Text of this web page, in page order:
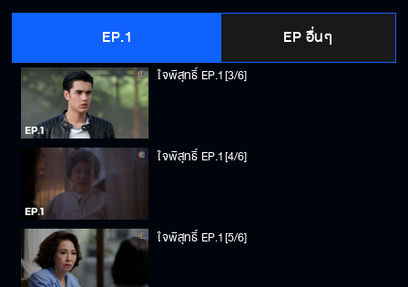
EP.1 EP อื่นๆ
ใจพิสุทธิ์ EP.1[3/6]
ใจพิสุทธิ์ EP.1[4/6]
ใจพิสุทธิ์ EP.1[5/6]